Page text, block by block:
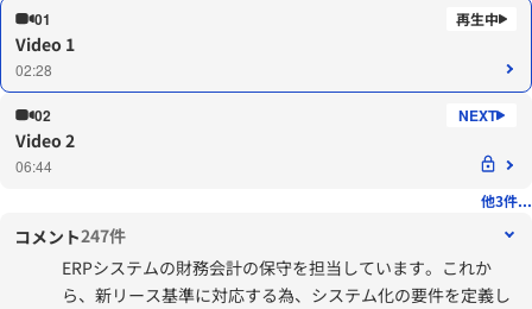
01
Video 1
02:28
02
Video 2
06:44
他3件...
コメント247件
ERPシステムの財務会計の保守を担当しています。これか
ら、新リース基準に対応する為、システム化の要件を定義し